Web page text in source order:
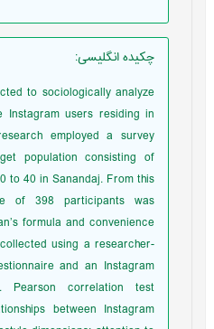
چکیده انگلیسی:
to sociologically analyze
Instagram users residing in
employed a survey
population consisting of
to 40 in Sanandaj. From this
of 398 participants was
formula and convenience
using a researcher-
and an Instagram
Pearson correlation test
between Instagram